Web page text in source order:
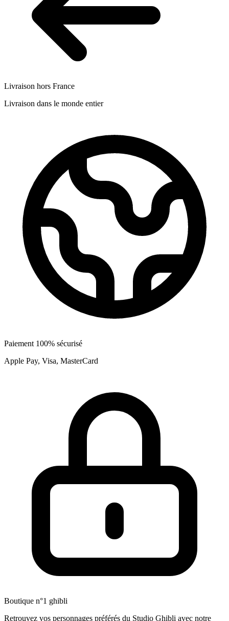
Livraison hors France
Livraison dans le monde entier
Paiement 100% sécurisé
Apple Pay, Visa, MasterCard
Boutique n°1 ghibli
Retrouvez vos personnages préférés du Studio Ghibli avec notre